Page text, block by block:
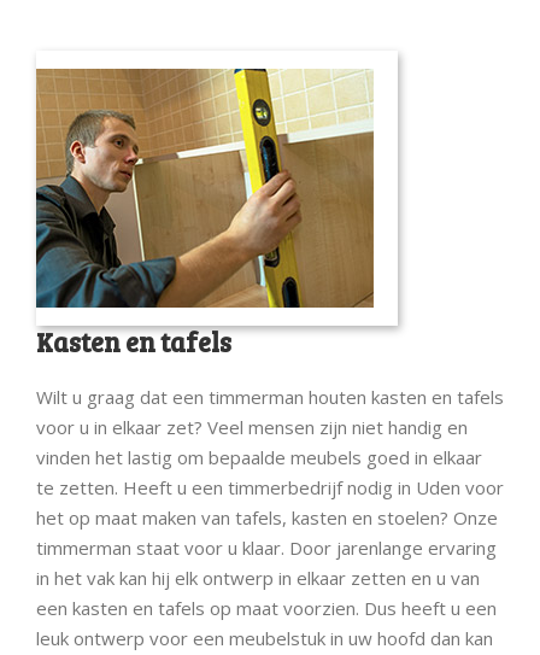
Kasten en tafels
Wilt u graag dat een timmerman houten kasten en tafels
voor u in elkaar zet? Veel mensen zijn niet handig en
vinden het lastig om bepaalde meubels goed in elkaar
te zetten. Heeft u een timmerbedrijf nodig in Uden voor
het op maat maken van tafels, kasten en stoelen? Onze
timmerman staat voor u klaar. Door jarenlange ervaring
in het vak kan hij elk ontwerp in elkaar zetten en u van
een kasten en tafels op maat voorzien. Dus heeft u een
leuk ontwerp voor een meubelstuk in uw hoofd dan kan